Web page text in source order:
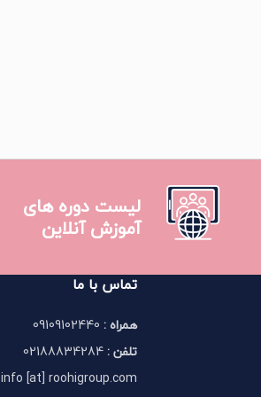
لیست دوره های
آموزش آنلاین
تماس با ما
همراه :
تلفن :
info [at] roohigroup.com